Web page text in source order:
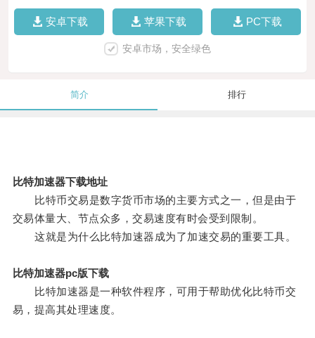
安卓下载 苹果下载 PC下载
安卓市场，安全绿色
简介 排行
比特加速器下载地址
比特币交易是数字货币市场的主要方式之一，但是由于
交易体量大、节点众多，交易速度有时会受到限制。
这就是为什么比特加速器成为了加速交易的重要工具。
比特加速器pc版下载
比特加速器是一种软件程序，可用于帮助优化比特币交
易，提高其处理速度。